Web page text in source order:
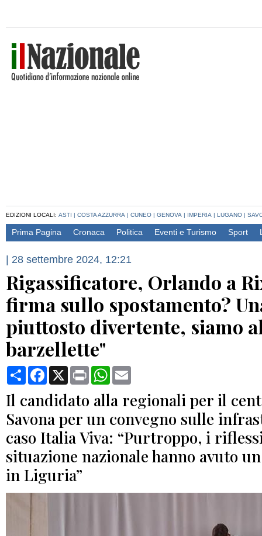
EDIZIONI LOCALI: ASTI | COSTA AZZURRA | CUNEO | GENOVA | IMPERIA | LUGANO |
Prima Pagina Cronaca Politica Eventi e Turismo Sport
| 28 settembre 2024, 12:21
Rigassificatore, Orlando a
firma sullo spostamento?
piuttosto divertente, siamo
barzellette"
CondividiFacebook
X Print WhatsApp
Il candidato alla regionali per il
Savona per un convegno sulle
caso Italia Viva: “Purtroppo, i
situazione nazionale hanno avuto
in Liguria”